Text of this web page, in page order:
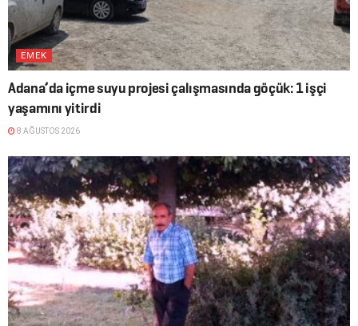
EMEK
Adana’da içme suyu projesi çalışmasında göçük: 1 işçi
yaşamını yitirdi
8 AĞUSTOS 2026